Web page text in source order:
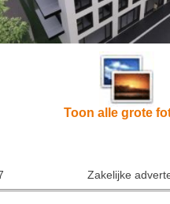
Toon alle grote
Zakelijke